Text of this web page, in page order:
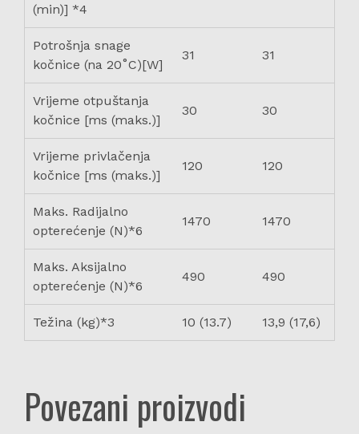
(min)] *4
Potrošnja snage
kočnice (na 20˚C)[W]
31 31
Vrijeme otpuštanja
kočnice [ms (maks.)]
30 30
Vrijeme privlačenja
kočnice [ms (maks.)]
120 120
Maks. Radijalno
opterećenje (N)*6
1470 1470
Maks. Aksijalno
opterećenje (N)*6
490 490
Težina (kg)*3 10 (13.7) 13,9 (17,6)
Povezani proizvodi